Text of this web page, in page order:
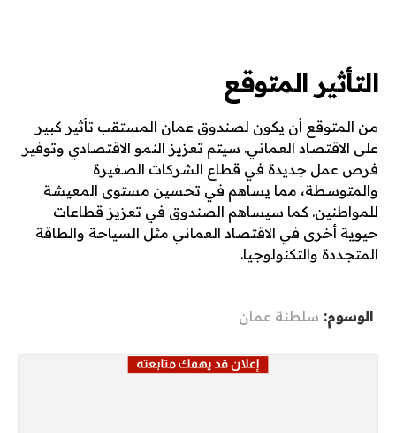
التأثير المتوقع
من المتوقع أن يكون لصندوق عمان المستقب تأثير كبير
على الاقتصاد العماني. سيتم تعزيز النمو الاقتصادي وتوفير
فرص عمل جديدة في قطاع الشركات الصغيرة
والمتوسطة، مما يساهم في تحسين مستوى المعيشة
للمواطنين. كما سيساهم الصندوق في تعزيز قطاعات
حيوية أخرى في الاقتصاد العماني مثل السياحة والطاقة
المتجددة والتكنولوجيا.
الوسوم: سلطنة عمان